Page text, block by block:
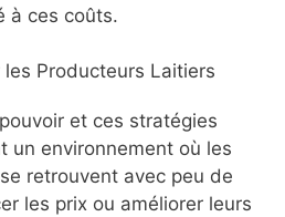
à ces coûts.
Producteurs Laitiers
et ces stratégies
un environnement où les
retrouvent avec peu de
les prix ou améliorer leurs